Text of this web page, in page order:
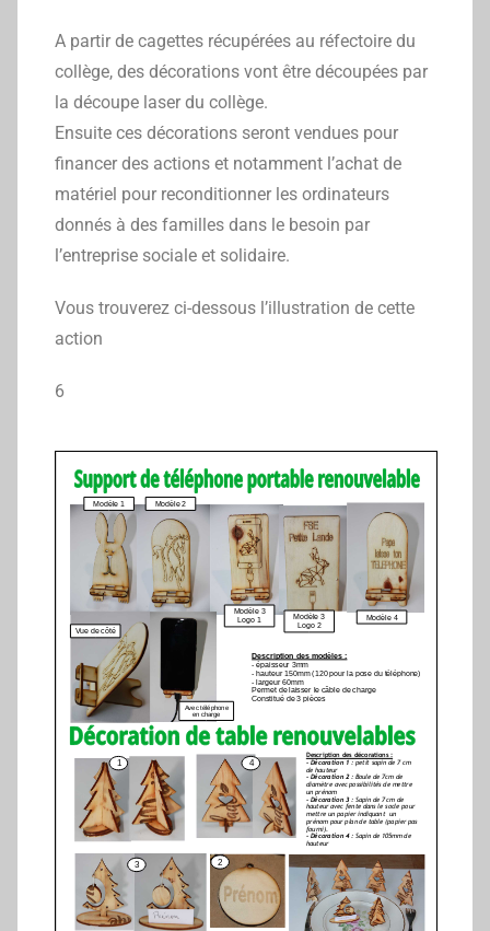
A partir de cagettes récupérées au réfectoire du
collège, des décorations vont être découpées par
la découpe laser du collège.
Ensuite ces décorations seront vendues pour
financer des actions et notamment l’achat de
matériel pour reconditionner les ordinateurs
donnés à des familles dans le besoin par
l’entreprise sociale et solidaire.
Vous trouverez ci-dessous l’illustration de cette
action
6